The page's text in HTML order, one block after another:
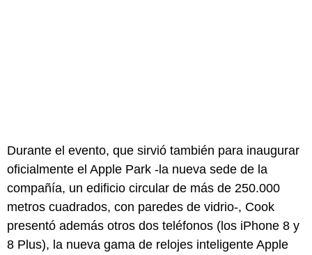
Durante el evento, que sirvió también para inaugurar
oficialmente el Apple Park -la nueva sede de la
compañía, un edificio circular de más de 250.000
metros cuadrados, con paredes de vidrio-, Cook
presentó además otros dos teléfonos (los iPhone 8 y
8 Plus), la nueva gama de relojes inteligente Apple